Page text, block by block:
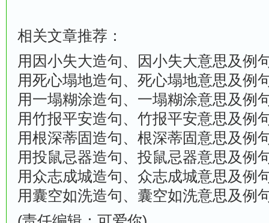
相关文章推荐：
用因小失大造句、因小失大意思及例
用死心塌地造句、死心塌地意思及例
用一塌糊涂造句、一塌糊涂意思及例
用竹报平安造句、竹报平安意思及例
用根深蒂固造句、根深蒂固意思及例
用投鼠忌器造句、投鼠忌器意思及例
用众志成城造句、众志成城意思及例
用囊空如洗造句、囊空如洗意思及例